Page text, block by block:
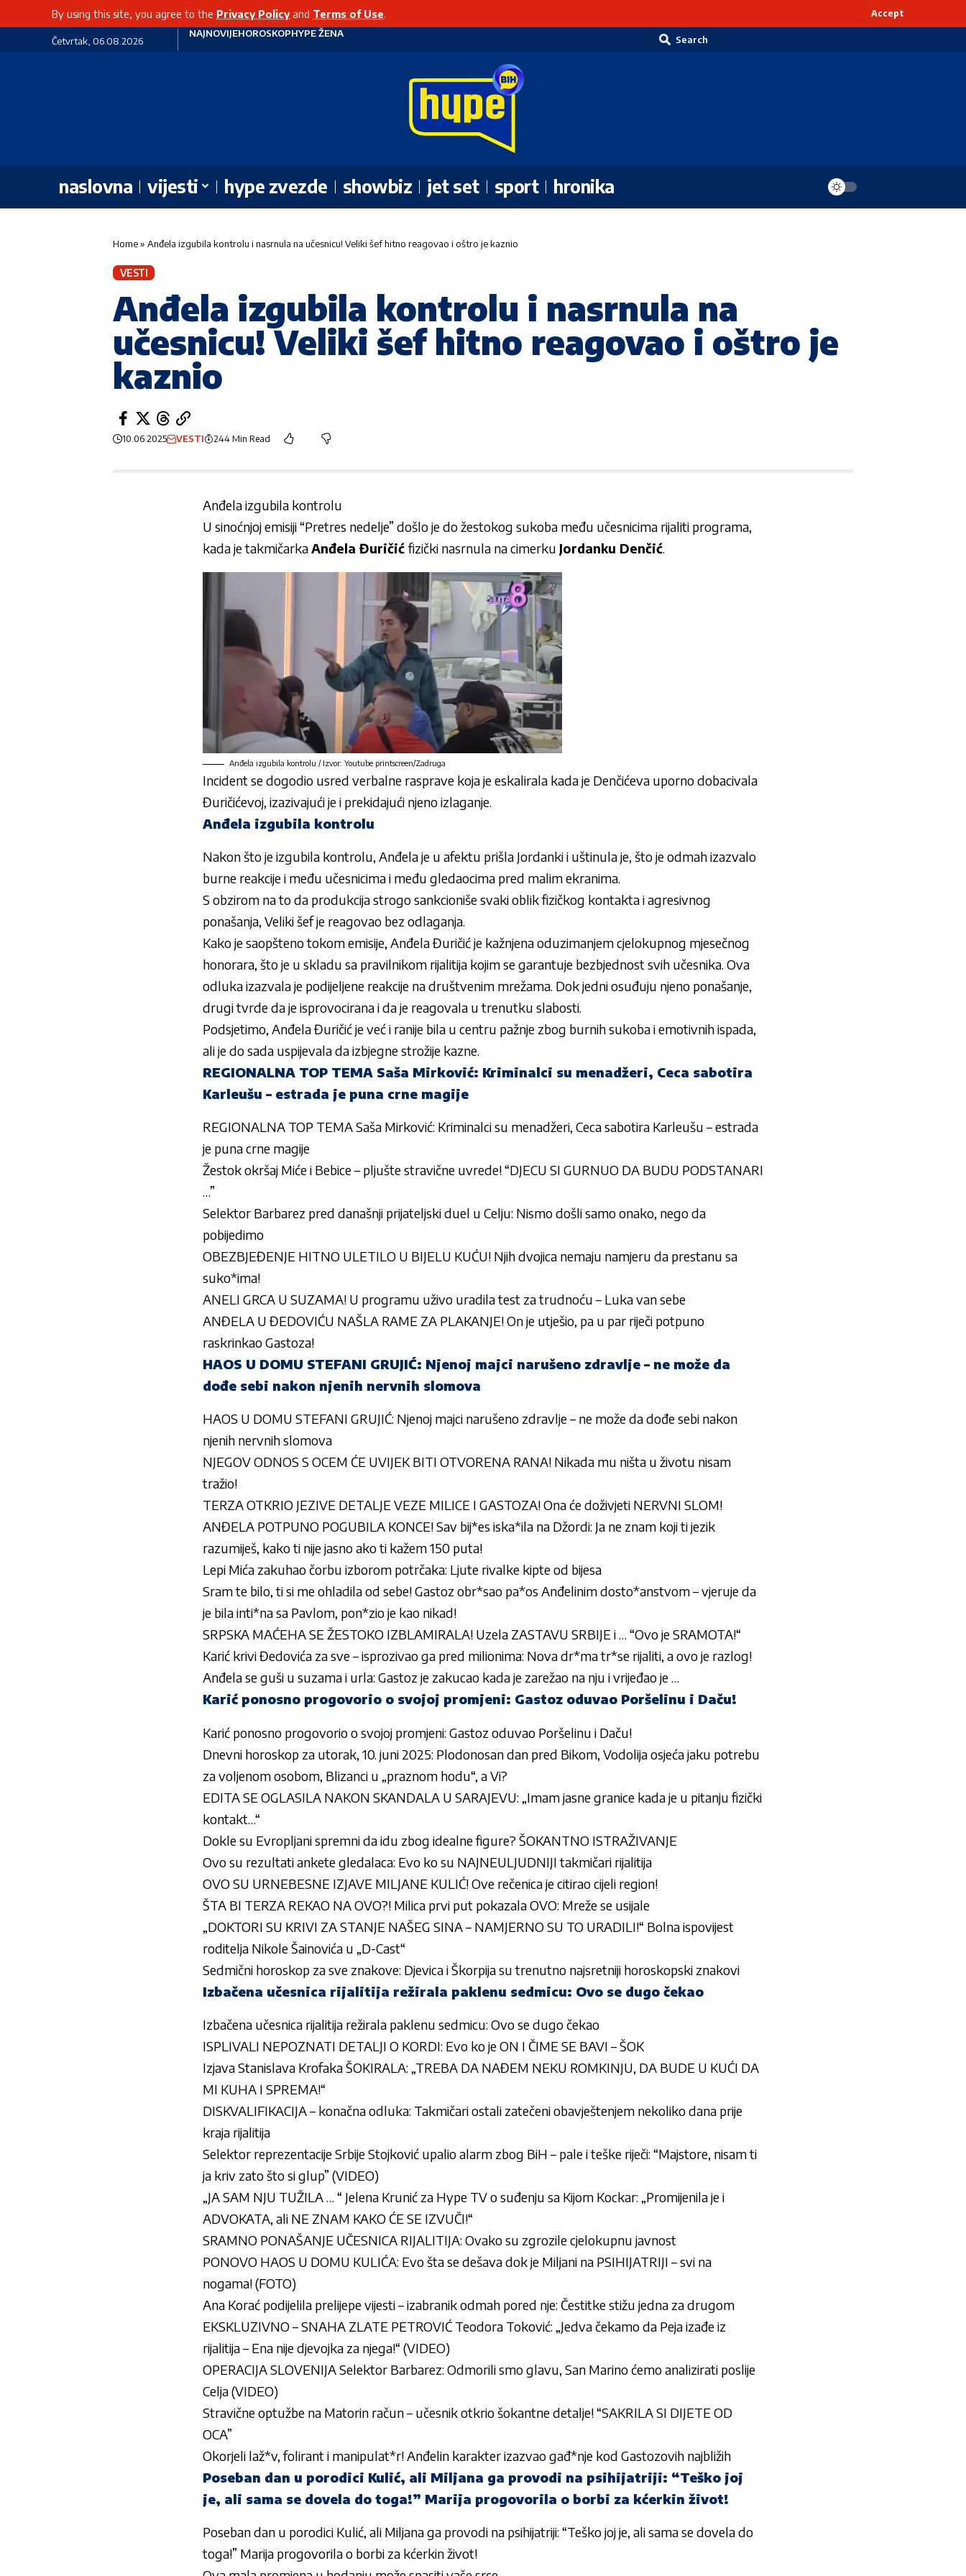
By using this site, you agree to the Privacy Policyand Terms of Use. Accept
Četvrtak, 06.08.2026
NAJNOVIJEHOROSKOPHYPE ŽENA
Search
naslovna vijesti hype zvezde showbiz jet set sport hronika
Home» Anđela izgubila kontrolu i nasrnula na učesnicu! Veliki šef hitno reagovao i oštro je kaznio
VESTI
Anđela izgubila kontrolu i nasrnula na
učesnicu! Veliki šef hitno reagovao i oštro je
kaznio
10.06.2025 VESTI 244 Min Read
Anđela izgubila kontrolu
U sinoćnjoj emisiji “Pretres nedelje” došlo je do žestokog sukoba među učesnicima rijaliti programa,
kada je takmičarkaAnđela Đuričić fizički nasrnula na cimerku Jordanku Denčić.
Anđela izgubila kontrolu / Izvor: Youtube printscreen/Zadruga
Incident se dogodio usred verbalne rasprave koja je eskalirala kada je Denčićeva uporno dobacivala
Đuričićevoj, izazivajući je i prekidajući njeno izlaganje.
Anđela izgubila kontrolu
Nakon što je izgubila kontrolu, Anđela je u afektu prišla Jordanki i uštinula je, što je odmah izazvalo
burne reakcije i među učesnicima i među gledaocima pred malim ekranima.
S obzirom na to da produkcija strogo sankcioniše svaki oblik fizičkog kontakta i agresivnog
ponašanja, Veliki šef je reagovao bez odlaganja.
Kako je saopšteno tokom emisije, Anđela Đuričić je kažnjena oduzimanjem cjelokupnog mjesečnog
honorara, što je u skladu sa pravilnikom rijalitija kojim se garantuje bezbjednost svih učesnika. Ova
odluka izazvala je podijeljene reakcije na društvenim mrežama. Dok jedni osuđuju njeno ponašanje,
drugi tvrde da je isprovocirana i da je reagovala u trenutku slabosti.
Podsjetimo, Anđela Đuričić je već i ranije bila u centru pažnje zbog burnih sukoba i emotivnih ispada,
ali je do sada uspijevala da izbjegne strožije kazne.
REGIONALNA TOP TEMA Saša Mirković: Kriminalci su menadžeri, Ceca sabotira
Karleušu – estrada je puna crne magije
REGIONALNA TOP TEMA Saša Mirković: Kriminalci su menadžeri, Ceca sabotira Karleušu – estrada
je puna crne magije
Žestok okršaj Miće i Bebice – pljušte stravične uvrede! “DJECU SI GURNUO DA BUDU PODSTANARI
…”
Selektor Barbarez pred današnji prijateljski duel u Celju: Nismo došli samo onako, nego da
pobijedimo
OBEZBJEĐENJE HITNO ULETILO U BIJELU KUĆU! Njih dvojica nemaju namjeru da prestanu sa
suko*ima!
ANELI GRCA U SUZAMA! U programu uživo uradila test za trudnoću – Luka van sebe
ANĐELA U ĐEDOVIĆU NAŠLA RAME ZA PLAKANJE! On je utješio, pa u par riječi potpuno
raskrinkao Gastoza!
HAOS U DOMU STEFANI GRUJIĆ: Njenoj majci narušeno zdravlje – ne može da
dođe sebi nakon njenih nervnih slomova
HAOS U DOMU STEFANI GRUJIĆ: Njenoj majci narušeno zdravlje – ne može da dođe sebi nakon
njenih nervnih slomova
NJEGOV ODNOS S OCEM ĆE UVIJEK BITI OTVORENA RANA! Nikada mu ništa u životu nisam
tražio!
TERZA OTKRIO JEZIVE DETALJE VEZE MILICE I GASTOZA! Ona će doživjeti NERVNI SLOM!
ANĐELA POTPUNO POGUBILA KONCE! Sav bij*es iska*ila na Džordi: Ja ne znam koji ti jezik
razumiješ, kako ti nije jasno ako ti kažem 150 puta!
Lepi Mića zakuhao čorbu izborom potrčaka: Ljute rivalke kipte od bijesa
Sram te bilo, ti si me ohladila od sebe! Gastoz obr*sao pa*os Anđelinim dosto*anstvom – vjeruje da
je bila inti*na sa Pavlom, pon*zio je kao nikad!
SRPSKA MAĆEHA SE ŽESTOKO IZBLAMIRALA! Uzela ZASTAVU SRBIJE i … “Ovo je SRAMOTA!“
Karić krivi Đedovića za sve – isprozivao ga pred milionima: Nova dr*ma tr*se rijaliti, a ovo je razlog!
Anđela se guši u suzama i urla: Gastoz je zakucao kada je zarežao na nju i vrijeđao je …
Karić ponosno progovorio o svojoj promjeni: Gastoz oduvao Poršelinu i Daču!
Karić ponosno progovorio o svojoj promjeni: Gastoz oduvao Poršelinu i Daču!
Dnevni horoskop za utorak, 10. juni 2025: Plodonosan dan pred Bikom, Vodolija osjeća jaku potrebu
za voljenom osobom, Blizanci u „praznom hodu“, a Vi?
EDITA SE OGLASILA NAKON SKANDALA U SARAJEVU: „Imam jasne granice kada je u pitanju fizički
kontakt…“
Dokle su Evropljani spremni da idu zbog idealne figure? ŠOKANTNO ISTRAŽIVANJE
Ovo su rezultati ankete gledalaca: Evo ko su NAJNEULJUDNIJI takmičari rijalitija
OVO SU URNEBESNE IZJAVE MILJANE KULIĆ! Ove rečenica je citirao cijeli region!
ŠTA BI TERZA REKAO NA OVO?! Milica prvi put pokazala OVO: Mreže se usijale
„DOKTORI SU KRIVI ZA STANJE NAŠEG SINA – NAMJERNO SU TO URADILI!“ Bolna ispovijest
roditelja Nikole Šainovića u „D-Cast“
Sedmični horoskop za sve znakove: Djevica i Škorpija su trenutno najsretniji horoskopski znakovi
Izbačena učesnica rijalitija režirala paklenu sedmicu: Ovo se dugo čekao
Izbačena učesnica rijalitija režirala paklenu sedmicu: Ovo se dugo čekao
ISPLIVALI NEPOZNATI DETALJI O KORDI: Evo ko je ON I ČIME SE BAVI – ŠOK
Izjava Stanislava Krofaka ŠOKIRALA: „TREBA DA NAĐEM NEKU ROMKINJU, DA BUDE U KUĆI DA
MI KUHA I SPREMA!“
DISKVALIFIKACIJA – konačna odluka: Takmičari ostali zatečeni obavještenjem nekoliko dana prije
kraja rijalitija
Selektor reprezentacije Srbije Stojković upalio alarm zbog BiH – pale i teške riječi: “Majstore, nisam ti
ja kriv zato što si glup” (VIDEO)
„JA SAM NJU TUŽILA … “ Jelena Krunić za Hype TV o suđenju sa Kijom Kockar: „Promijenila je i
ADVOKATA, ali NE ZNAM KAKO ĆE SE IZVUČI!“
SRAMNO PONAŠANJE UČESNICA RIJALITIJA: Ovako su zgrozile cjelokupnu javnost
PONOVO HAOS U DOMU KULIĆA: Evo šta se dešava dok je Miljani na PSIHIJATRIJI – svi na
nogama! (FOTO)
Ana Korać podijelila prelijepe vijesti – izabranik odmah pored nje: Čestitke stižu jedna za drugom
EKSKLUZIVNO – SNAHA ZLATE PETROVIĆ Teodora Toković: „Jedva čekamo da Peja izađe iz
rijalitija – Ena nije djevojka za njega!“ (VIDEO)
OPERACIJA SLOVENIJA Selektor Barbarez: Odmorili smo glavu, San Marino ćemo analizirati poslije
Celja (VIDEO)
Stravične optužbe na Matorin račun – učesnik otkrio šokantne detalje! “SAKRILA SI DIJETE OD
OCA”
Okorjeli laž*v, folirant i manipulat*r! Anđelin karakter izazvao gađ*nje kod Gastozovih najbližih
Poseban dan u porodici Kulić, ali Miljana ga provodi na psihijatriji: “Teško joj
je, ali sama se dovela do toga!” Marija progovorila o borbi za kćerkin život!
Poseban dan u porodici Kulić, ali Miljana ga provodi na psihijatriji: “Teško joj je, ali sama se dovela do
toga!” Marija progovorila o borbi za kćerkin život!